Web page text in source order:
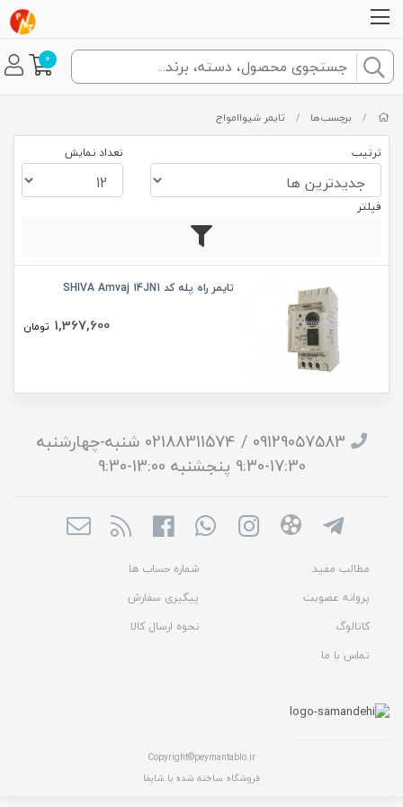
0
/ برچسب‌ها / تایمر شیواامواج
ترتیب تعداد نمایش
فیلتر
تایمر راه پله کد SHIVA Amvaj 14JN1
1,367,600 تومان
09129057583 / 02188311574 شنبه-چهارشنبه
17:30-9:30 پنجشنبه 13:00-9:30
مطالب مفید
شماره حساب ها
پروانه عضویت
پیگیری سفارش
کاتالوگ
نحوه ارسال کالا
تماس با ما
Copyright©peymantablo.ir
فروشگاه ساخته شده با شاپفا